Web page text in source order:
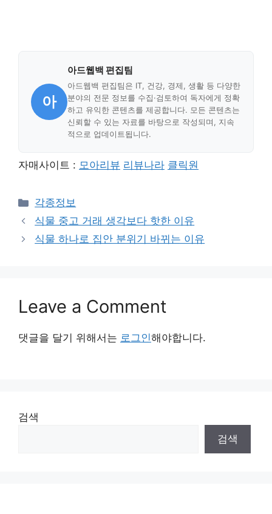
아
아드웹백 편집팀
아드웹백 편집팀은 IT, 건강, 경제, 생활 등 다양한
분야의 전문 정보를 수집·검토하여 독자에게 정확
하고 유익한 콘텐츠를 제공합니다. 모든 콘텐츠는
신뢰할 수 있는 자료를 바탕으로 작성되며, 지속
적으로 업데이트됩니다.
자매사이트 : 모아리뷰 리뷰나라 클릭원
Categories
각종정보
식물 중고 거래 생각보다 핫한 이유
식물 하나로 집안 분위기 바뀌는 이유
Leave a Comment
댓글을 달기 위해서는 로그인해야합니다.
검색
검색